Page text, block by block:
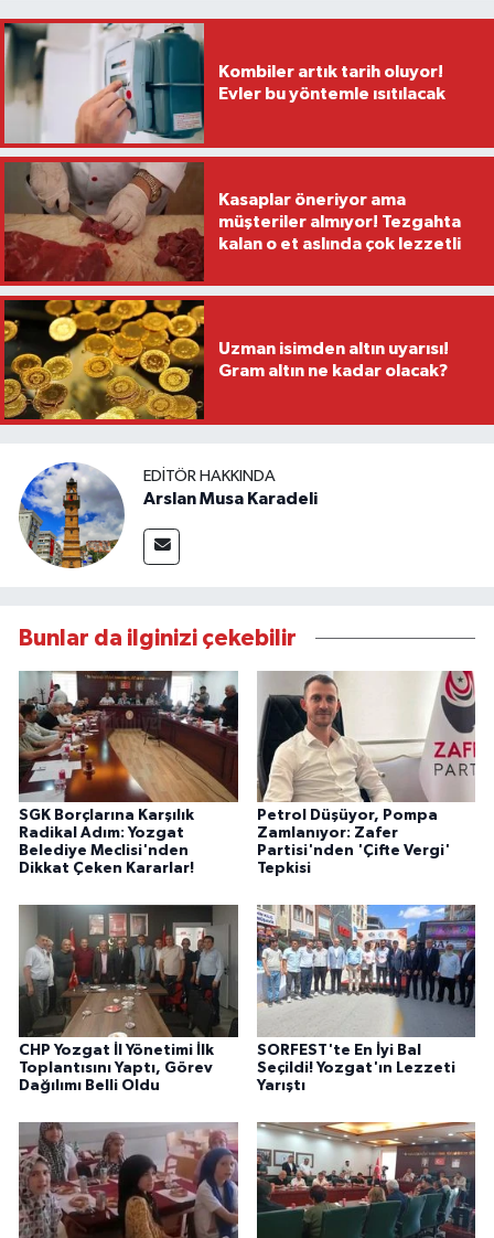
Kombiler artık tarih oluyor!
Evler bu yöntemle ısıtılacak
Kasaplar öneriyor ama
müşteriler almıyor! Tezgahta
kalan o et aslında çok lezzetli
Uzman isimden altın uyarısı!
Gram altın ne kadar olacak?
EDITÖR HAKKINDA
Arslan Musa Karadeli
Bunlar da ilginizi çekebilir
SGK Borçlarına Karşılık
Radikal Adım: Yozgat
Belediye Meclisi'nden
Dikkat Çeken Kararlar!
Petrol Düşüyor, Pompa
Zamlanıyor: Zafer
Partisi'nden 'Çifte Vergi'
Tepkisi
CHP Yozgat İl Yönetimi İlk
Toplantısını Yaptı, Görev
Dağılımı Belli Oldu
SORFEST'te En İyi Bal
Seçildi! Yozgat'ın Lezzeti
Yarıştı